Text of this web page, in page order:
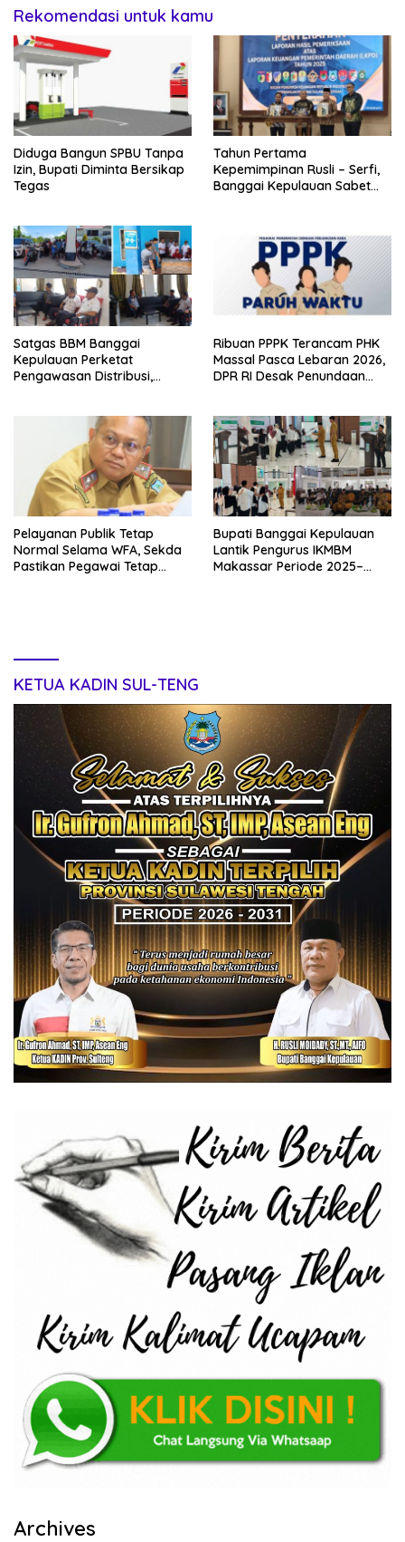
Rekomendasi untuk kamu
Diduga Bangun SPBU Tanpa
Izin, Bupati Diminta Bersikap
Tegas
Tahun Pertama
Kepemimpinan Rusli – Serfi,
Banggai Kepulauan Sabet
Satgas BBM Banggai
Kepulauan Perketat
Pengawasan Distribusi,
Ribuan PPPK Terancam PHK
Massal Pasca Lebaran 2026,
DPR RI Desak Penundaan
Pelayanan Publik Tetap
Normal Selama WFA, Sekda
Pastikan Pegawai Tetap
Bupati Banggai Kepulauan
Lantik Pengurus IKMBM
Makassar Periode 2025–
KETUA KADIN SUL-TENG
Archives